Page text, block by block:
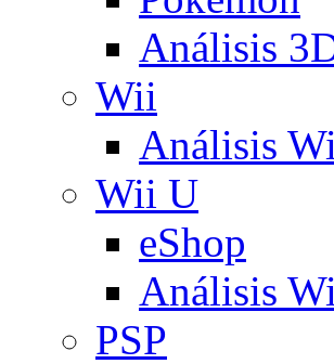
Análisis
Wii
Análisis
Wii U
eShop
Análisis
PSP